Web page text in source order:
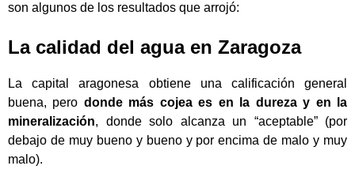
son algunos de los resultados que arrojó:
La calidad del agua en Zaragoza
La capital aragonesa obtiene una calificación general
buena, pero donde más cojea es en la dureza y en la
mineralización, donde solo alcanza un “aceptable” (por
debajo de muy bueno y bueno y por encima de malo y muy
malo).